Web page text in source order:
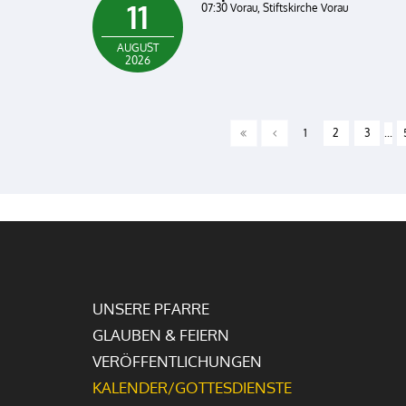
11
AUGUST
2026
07:30 Vorau, Stiftskirche Vorau
1 2 3 ...
UNSERE PFARRE
GLAUBEN & FEIERN
VERÖFFENTLICHUNGEN
KALENDER/GOTTESDIENSTE